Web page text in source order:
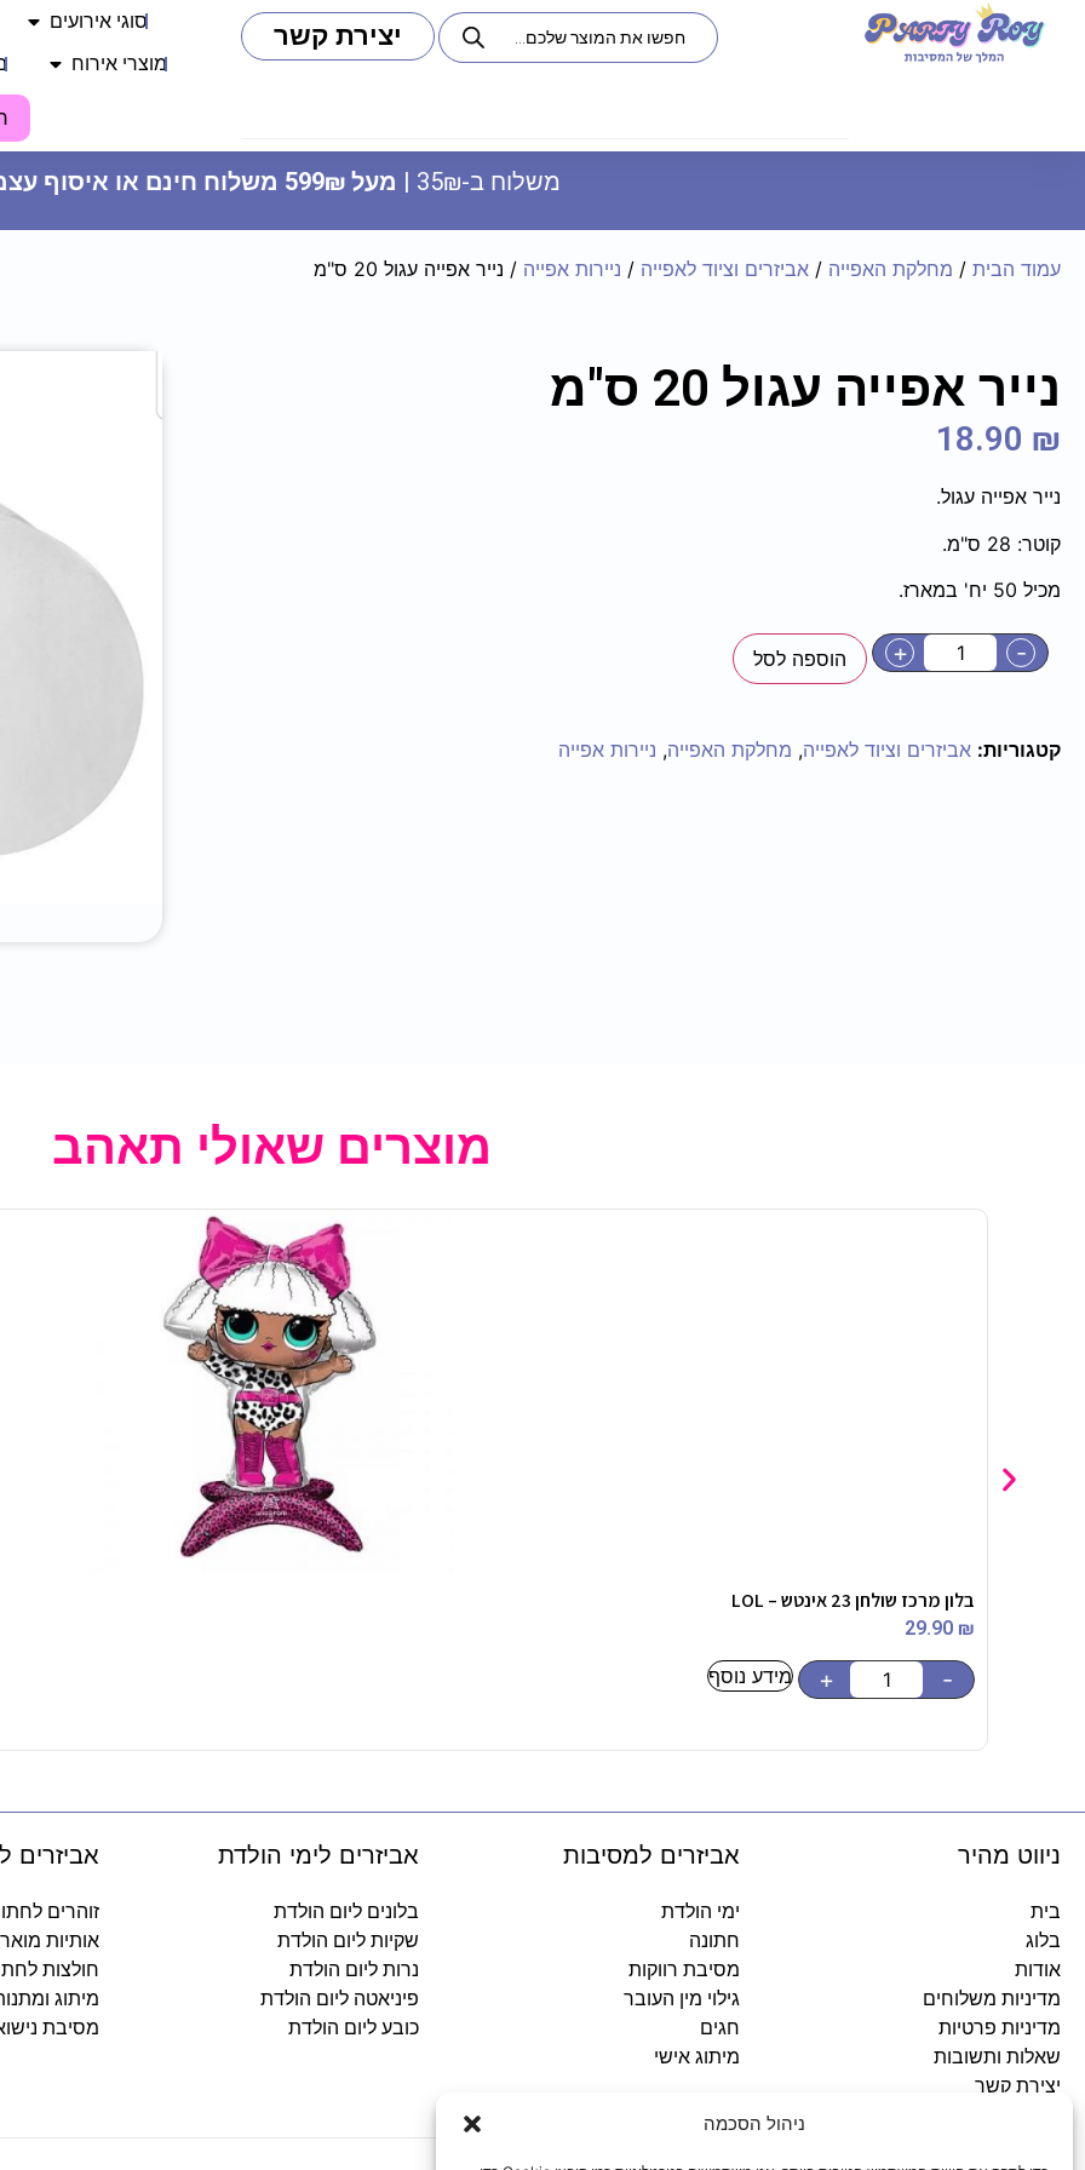
ניהול הסכמה
יצירת קשר סוגי אירועים
מוצרי אירוח
משלוח ב-35₪ | מעל 599₪ משלוח חינם או איסוף עצמי
עמוד הבית / מחלקת האפייה / אביזרים וציוד לאפייה / ניירות אפייה / נייר אפייה עגול 20 ס"מ
נייר אפייה עגול 20 ס"מ
18.90 ₪
נייר אפייה עגול.
קוטר: 28 ס"מ.
מכיל 50 יח' במארז.
-
+ הוספה לסל
קטגוריות: אביזרים וציוד לאפייה, מחלקת האפייה, ניירות אפייה
מוצרים שאולי תאהב
בלון מרכז שולחן 23 אינטש – LOL
29.90 ₪
-
+ מידע נוסף
ניווט מהיר
בית
בלוג
אודות
מדיניות משלוחים
מדיניות פרטיות
שאלות ותשובות
יצירת קשר
אביזרים למסיבות
ימי הולדת
חתונה
מסיבת רווקות
גילוי מין העובר
חגים
מיתוג אישי
אביזרים לימי הולדת
בלונים ליום הולדת
שקיות ליום הולדת
נרות ליום הולדת
פיניאטה ליום הולדת
כובע ליום הולדת
אביזרים
זוהרים
אותיות
חולצות
מיתוג
מסיבת